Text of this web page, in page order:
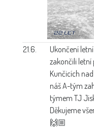
21.6. Ukončení
zakončili
Kunčicích
náš A-tým
týmem TJ
Děkujeme
🙌🏼